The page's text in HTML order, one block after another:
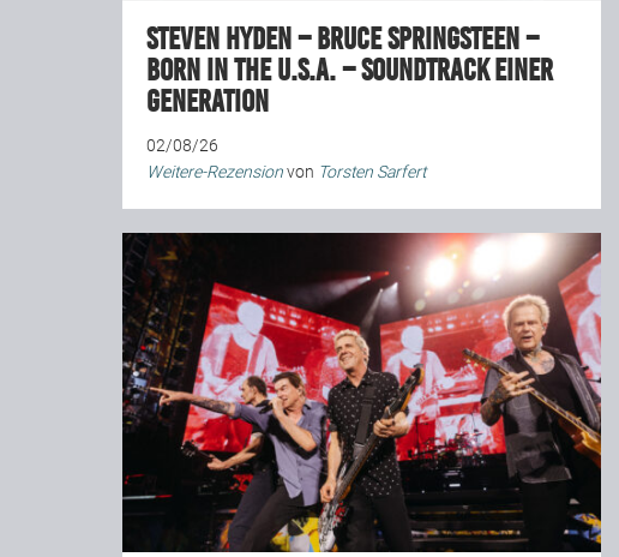
Steven Hyden – Bruce Springsteen –
Born in the U.S.A. – Soundtrack einer
Generation
02/08/26
Weitere-Rezensionvon Torsten Sarfert